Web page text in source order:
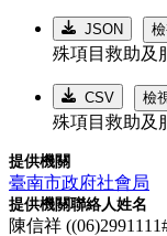
JSON
殊項目救助及
CSV 檢
殊項目救助及
提供機關
臺南市政府社會局
提供機關聯絡人姓名
陳信祥